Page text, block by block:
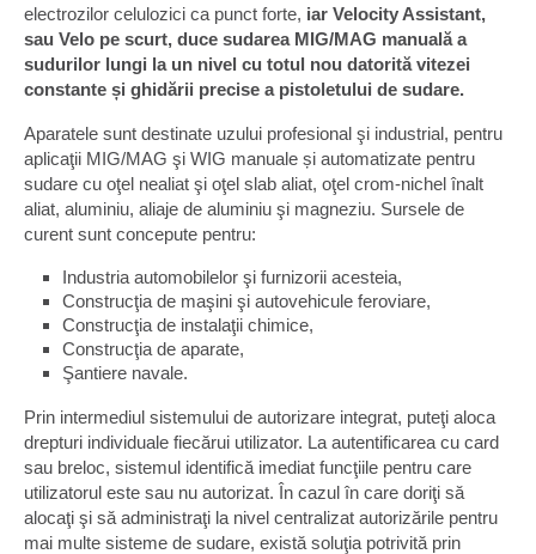
electrozilor celulozici ca punct forte, iar Velocity Assistant,
sau Velo pe scurt, duce sudarea MIG/MAG manuală a
sudurilor lungi la un nivel cu totul nou datorită vitezei
constante și ghidării precise a pistoletului de sudare.
Aparatele sunt destinate uzului profesional şi industrial, pentru
aplicaţii MIG/MAG şi WIG manuale și automatizate pentru
sudare cu oţel nealiat şi oţel slab aliat, oţel crom-nichel înalt
aliat, aluminiu, aliaje de aluminiu şi magneziu. Sursele de
curent sunt concepute pentru:
Industria automobilelor şi furnizorii acesteia,
Construcţia de maşini şi autovehicule feroviare,
Construcţia de instalaţii chimice,
Construcţia de aparate,
Şantiere navale.
Prin intermediul sistemului de autorizare integrat, puteţi aloca
drepturi individuale fiecărui utilizator. La autentificarea cu card
sau breloc, sistemul identifică imediat funcţiile pentru care
utilizatorul este sau nu autorizat. În cazul în care doriţi să
alocaţi şi să administraţi la nivel centralizat autorizările pentru
mai multe sisteme de sudare, există soluţia potrivită prin